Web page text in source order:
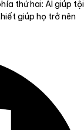
thứ hai: AI giúp tội
giúp họ trở nên